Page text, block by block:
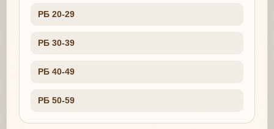
РБ 20-29
РБ 30-39
РБ 40-49
РБ 50-59